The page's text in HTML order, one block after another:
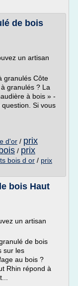
de bois
un artisan
granulés Côte
granulés ? La
à bois » -
Si vous
d'or / prix
/ prix
bois d or / prix
bois Haut
un artisan
de bois
sur les
au bois ?
Rhin répond à